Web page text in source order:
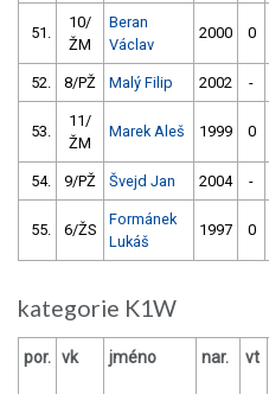
51.
10/
ŽM
Beran
Václav
2000 0
52. 8/PŽ Malý Filip 2002 -
53.
11/
ŽM
Marek Aleš 1999 0
54. 9/PŽ Švejd Jan 2004 -
55. 6/ŽS
Formánek
Lukáš
1997 0
kategorie K1W
por. vk jméno nar. vt